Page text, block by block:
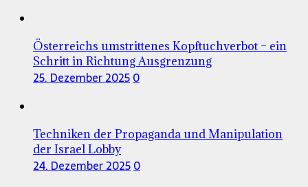
Österreichs umstrittenes Kopftuchverbot – ein
Schritt in Richtung Ausgrenzung
25. Dezember 20250
Techniken der Propaganda und Manipulation
der Israel Lobby
24. Dezember 20250